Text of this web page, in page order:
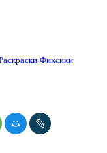
Фиксики